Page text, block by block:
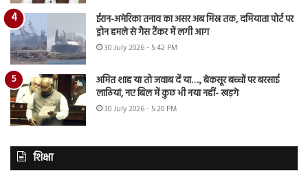
ईरान-अमेरिका तनाव का असर अब मिस्र तक, दमियाता पोर्ट पर
ड्रोन हमले से गैस टैंकर में लगी आग
30 July 2026 - 5:42 PM
अमित शाह या तो जवाब दें या…., बेकसूर बच्चों पर बरसाई
लाठियां, नए बिल में कुछ भी नया नहीं- खड़गे
30 July 2026 - 5:20 PM
शिक्षा